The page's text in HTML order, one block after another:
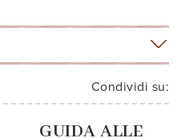
Condividi su:
GUIDA ALLE